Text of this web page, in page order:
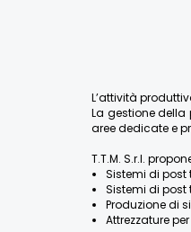
L’attività
La gestione
aree dedicate e
T.T.M. S.r.l.
Sistemi di post
Sistemi di post
Produzione di
Attrezzature